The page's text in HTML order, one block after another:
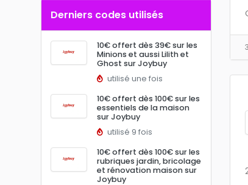
Derniers codes utilisés
10€ offert dès 39€ sur les
Minions et aussi Lilith et
Ghost sur Joybuy
utilisé une fois
10€ offert dès 100€ sur les
essentiels de la maison
sur Joybuy
utilisé 9 fois
10€ offert dès 100€ sur les
rubriques jardin, bricolage
et rénovation maison sur
Joybuy